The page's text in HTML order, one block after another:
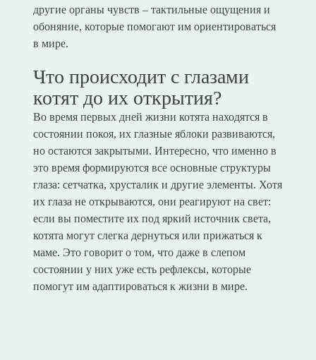
другие органы чувств – тактильные ощущения и
обоняние, которые помогают им ориентироваться
в мире.
Что происходит с глазами
котят до их открытия?
Во время первых дней жизни котята находятся в
состоянии покоя, их глазные яблоки развиваются,
но остаются закрытыми. Интересно, что именно в
это время формируются все основные структуры
глаза: сетчатка, хрусталик и другие элементы. Хотя
их глаза не открываются, они реагируют на свет:
если вы поместите их под яркий источник света,
котята могут слегка дернуться или прижаться к
маме. Это говорит о том, что даже в слепом
состоянии у них уже есть рефлексы, которые
помогут им адаптироваться к жизни в мире.